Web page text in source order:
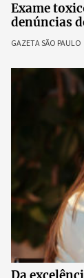
Exame
denúncias
revolta
GAZETA SÃO PAULO